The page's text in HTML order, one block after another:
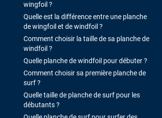
wingfoil ?
Quelle est la différence entre une planche
de wingfoil et de windfoil ?
Comment choisir la taille de sa planche de
windfoil ?
Quelle planche de windfoil pour débuter ?
Comment choisir sa première planche de
surf ?
Quelle taille de planche de surf pour les
débutants ?